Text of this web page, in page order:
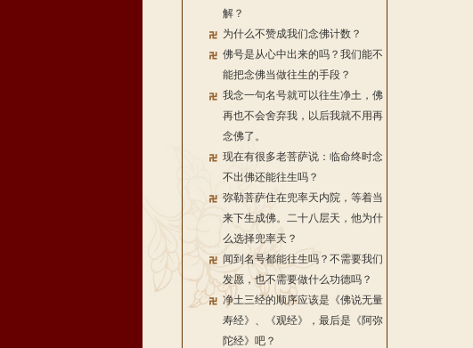
解？
为什么不赞成我们念佛计数？
佛号是从心中出来的吗？我们能不
能把念佛当做往生的手段？
我念一句名号就可以往生净土，佛
再也不会舍弃我，以后我就不用再
念佛了。
现在有很多老菩萨说：临命终时念
不出佛还能往生吗？
弥勒菩萨住在兜率天内院，等着当
来下生成佛。二十八层天，他为什
么选择兜率天？
闻到名号都能往生吗？不需要我们
发愿，也不需要做什么功德吗？
净土三经的顺序应该是《佛说无量
寿经》、《观经》，最后是《阿弥
陀经》吧？